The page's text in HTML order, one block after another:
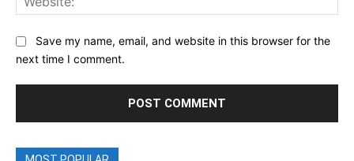
Save my name, email, and website in this browser for the
next time I comment.